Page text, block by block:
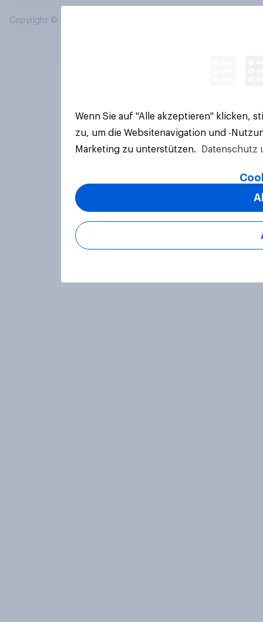
Copyright © 2026 YouGov PLC. Alle Rechte vorbehalten.
Wenn Sie auf "Alle akzeptieren" klicken,
zu, um die Websitenavigation und -
Marketing zu unterstützen.
Datenschutz